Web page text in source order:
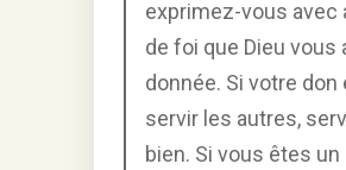
exprimez-vous avec
de foi que Dieu vous
donnée. Si votre don
servir les autres,
bien. Si vous êtes un